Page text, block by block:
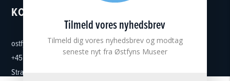
KONTAKT
ostfynsmuseer@ostfynsmuseer.dk
+45 65 32 37 27
Strandgade 5, 5300 Kerteminde
Tilmeld vores nyhedsbrev
Tilmeld dig vores nyhedsbrev og modtag
seneste nyt fra Østfyns Museer